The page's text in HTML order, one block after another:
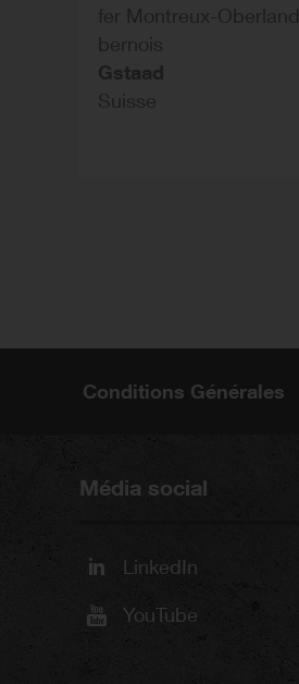
fer Montreux-Oberland
bernois
Gstaad
Suisse
Conditions Générales
Média social
LinkedIn
YouTube